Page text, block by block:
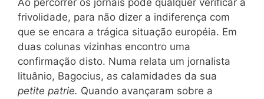
Ao percorrer os jornais pode qualquer verificar a
frivolidade, para não dizer a indiferença com
que se encara a trágica situação européia. Em
duas colunas vizinhas encontro uma
confirmação disto. Numa relata um jornalista
lituânio, Bagocius, as calamidades da sua
petite patrie. Quando avançaram sobre a